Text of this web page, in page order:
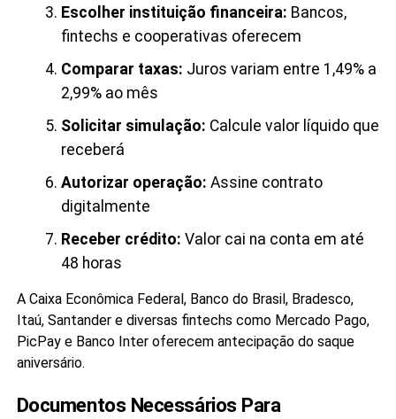
Escolher instituição financeira: Bancos,
fintechs e cooperativas oferecem
Comparar taxas: Juros variam entre 1,49% a
2,99% ao mês
Solicitar simulação: Calcule valor líquido que
receberá
Autorizar operação: Assine contrato
digitalmente
Receber crédito: Valor cai na conta em até
48 horas
A Caixa Econômica Federal, Banco do Brasil, Bradesco,
Itaú, Santander e diversas fintechs como Mercado Pago,
PicPay e Banco Inter oferecem antecipação do saque
aniversário.
Documentos Necessários Para